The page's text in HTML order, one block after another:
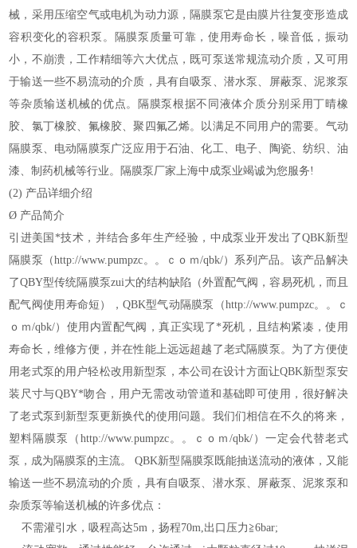
械，采用压缩空气或电机为动力源，隔膜泵它是由膜片往复变形造成
容积变化的容积泵。隔膜泵质量可靠，使用寿命长，噪音低，振动
小，不崩溃，工作精细等六大优点，既可泵送常规流动介质，又可用
于输送一些不易流动的介质，具有自吸泵、潜水泵、屏蔽泵、泥浆泵
等杂质输送机械的优点。隔膜泵根据不同液体介质分别采用丁晴橡
胶、氯丁橡胶、氟橡胶、聚四氟乙烯。以满足不同用户的需要。气动
隔膜泵、电动隔膜泵广泛应用于石油、化工、电子、陶瓷、纺织、油
漆、制药机械等行业。隔膜泵厂家上海中成泵业竭诚为您服务!
(2) 产品详细介绍
Ø 产品简介
引进美国*技术，并结合多年生产经验，中成泵业开发出了QBK新型
隔膜泵
（http://www.pumpzc。。ｃｏｍ/qbk/） 系列产品。该产品解决
了QBY型传统隔膜泵zui大的结构缺陷（外置配气阀，容易死机，而且
配气阀使用寿命短）， QBK型气动隔膜泵
（http://www.pumpzc。。ｃ
ｏｍ/qbk/） 使用内置配气阀，真正实现了*死机，且结构紧凑，使用
寿命长，维修方便，并在性能上远远超越了老式隔膜泵。为了方便使
用老式泵的用户轻松改用新型泵，本公司在设计方面让QBK新型泵安
装尺寸与QBY*吻合，用户无需改动管道和基础即可使用，很好解决
了老式泵到新型泵更新换代的使用问题。我们们相信在不久的将来，
塑料隔膜泵
（http://www.pumpzc。。ｃｏｍ/qbk/） 一定会代替老式
泵，成为隔膜泵的主流。 QBK新型隔膜泵既能抽送流动的液体，又能
输送一些不易流动的介质，具有自吸泵、潜水泵、屏蔽泵、泥浆泵和
杂质泵等输送机械的许多优点：
不需灌引水，吸程高达5m，扬程70m,出口压力≧6bar;